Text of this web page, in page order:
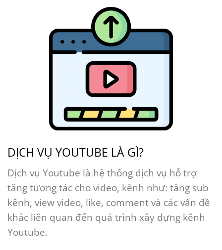
DỊCH VỤ YOUTUBE LÀ GÌ?
Dịch vụ Youtube là hệ thống dịch vụ hỗ trợ
tăng tương tác cho video, kênh như: tăng sub
kênh, view video, like, comment và các vấn đề
khác liên quan đến quá trình xây dựng kênh
Youtube.